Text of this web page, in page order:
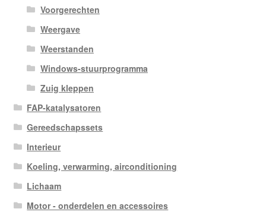
Voorgerechten
Weergave
Weerstanden
Windows-stuurprogramma
Zuig kleppen
FAP-katalysatoren
Gereedschapssets
Interieur
Koeling, verwarming, airconditioning
Lichaam
Motor - onderdelen en accessoires